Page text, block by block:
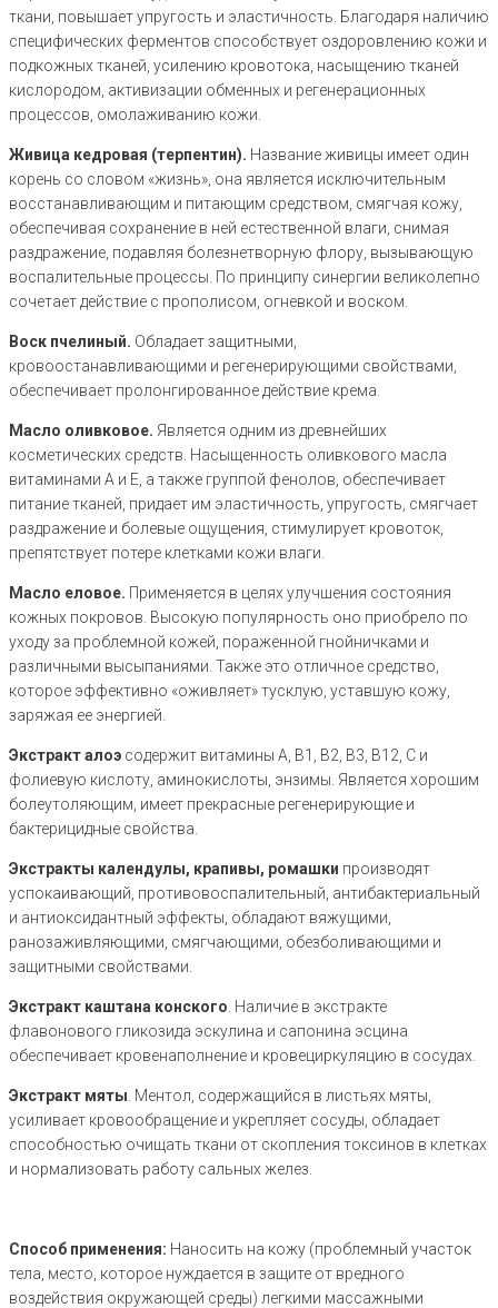
ткани, повышает упругость и эластичность. Благодаря наличию
специфических ферментов способствует оздоровлению кожи и
подкожных тканей, усилению кровотока, насыщению тканей
кислородом, активизации обменных и регенерационных
процессов, омолаживанию кожи.
Живица кедровая (терпентин). Название живицы имеет один
корень со словом «жизнь», она является исключительным
восстанавливающим и питающим средством, смягчая кожу,
обеспечивая сохранение в ней естественной влаги, снимая
раздражение, подавляя болезнетворную флору, вызывающую
воспалительные процессы. По принципу синергии великолепно
сочетает действие с прополисом, огневкой и воском.
Воск пчелиный. Обладает защитными,
кровоостанавливающими и регенерирующими свойствами,
обеспечивает пролонгированное действие крема.
Масло оливковое. Является одним из древнейших
косметических средств. Насыщенность оливкового масла
витаминами А и Е, а также группой фенолов, обеспечивает
питание тканей, придает им эластичность, упругость, смягчает
раздражение и болевые ощущения, стимулирует кровоток,
препятствует потере клетками кожи влаги.
Масло еловое. Применяется в целях улучшения состояния
кожных покровов. Высокую популярность оно приобрело по
уходу за проблемной кожей, пораженной гнойничками и
различными высыпаниями. Также это отличное средство,
которое эффективно «оживляет» тусклую, уставшую кожу,
заряжая ее энергией.
Экстракт алоэ содержит витамины А, В1, В2, В3, В12, С и
фолиевую кислоту, аминокислоты, энзимы. Является хорошим
болеутоляющим, имеет прекрасные регенерирующие и
бактерицидные свойства.
Экстракты календулы, крапивы, ромашки производят
успокаивающий, противовоспалительный, антибактериальный
и антиоксидантный эффекты, обладают вяжущими,
ранозаживляющими, смягчающими, обезболивающими и
защитными свойствами.
Экстракт каштана конского . Наличие в экстракте
флавонового гликозида эскулина и сапонина эсцина
обеспечивает кровенаполнение и кровециркуляцию в сосудах.
Экстракт мяты . Ментол, содержащийся в листьях мяты,
усиливает кровообращение и укрепляет сосуды, обладает
способностью очищать ткани от скопления токсинов в клетках
и нормализовать работу сальных желез.
Способ применения: Наносить на кожу (проблемный участок
тела, место, которое нуждается в защите от вредного
воздействия окружающей среды) легкими массажными